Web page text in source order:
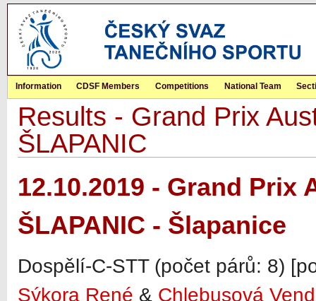
Information CDSF Members Competitions National Team
Results - Grand Prix
ŠLAPANIC
12.10.2019 - Grand Prix
ŠLAPANIC - Šlapanice
Dospělí-C-STT (počet párů: 8)
Sýkora René & Chlebusová